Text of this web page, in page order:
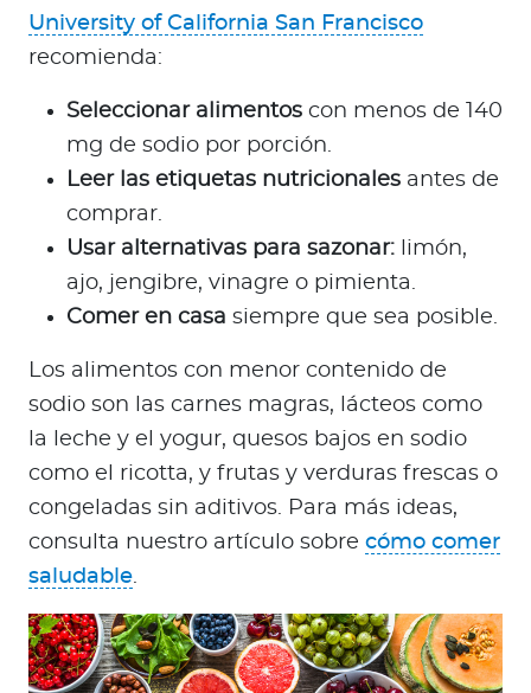
University of California San Francisco
recomienda:
Seleccionar alimentos con menos de 140
mg de sodio por porción.
Leer las etiquetas nutricionales antes de
comprar.
Usar alternativas para sazonar: limón,
ajo, jengibre, vinagre o pimienta.
Comer en casa siempre que sea posible.
Los alimentos con menor contenido de
sodio son las carnes magras, lácteos como
la leche y el yogur, quesos bajos en sodio
como el ricotta, y frutas y verduras frescas o
congeladas sin aditivos. Para más ideas,
consulta nuestro artículo sobre cómo comer
saludable.